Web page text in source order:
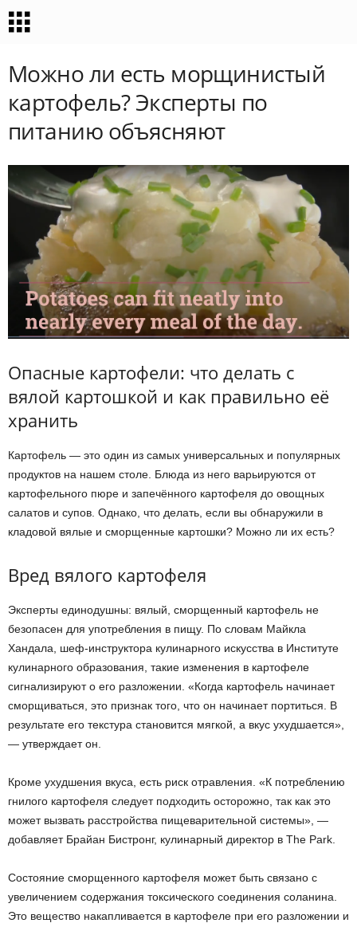
Можно ли есть морщинистый
картофель? Эксперты по
питанию объясняют
Опасные картофели: что делать с
вялой картошкой и как правильно её
хранить
Картофель — это один из самых универсальных и популярных
продуктов на нашем столе. Блюда из него варьируются от
картофельного пюре и запечённого картофеля до овощных
салатов и супов. Однако, что делать, если вы обнаружили в
кладовой вялые и сморщенные картошки? Можно ли их есть?
Вред вялого картофеля
Эксперты единодушны: вялый, сморщенный картофель не
безопасен для употребления в пищу. По словам Майкла
Хандала, шеф-инструктора кулинарного искусства в Институте
кулинарного образования, такие изменения в картофеле
сигнализируют о его разложении. «Когда картофель начинает
сморщиваться, это признак того, что он начинает портиться. В
результате его текстура становится мягкой, а вкус ухудшается»,
— утверждает он.
Кроме ухудшения вкуса, есть риск отравления. «К потреблению
гнилого картофеля следует подходить осторожно, так как это
может вызвать расстройства пищеварительной системы», —
добавляет Брайан Бистронг, кулинарный директор в The Park.
Состояние сморщенного картофеля может быть связано с
увеличением содержания токсического соединения соланина.
Это вещество накапливается в картофеле при его разложении и